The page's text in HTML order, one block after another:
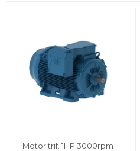
Motor trif. 1HP 3000rpm